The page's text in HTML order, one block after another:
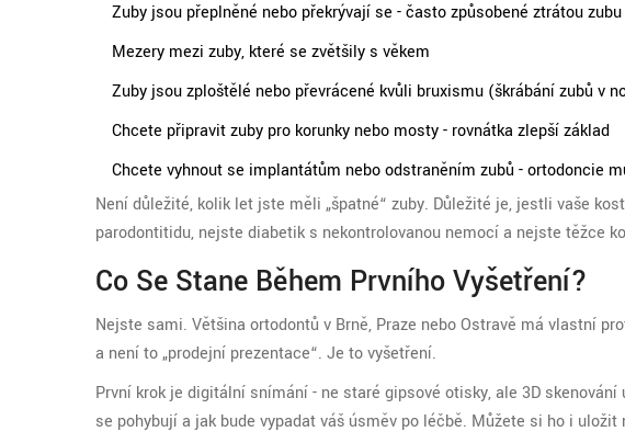
Zuby jsou přeplněné nebo překrývají se - často způsobené ztrátou
Mezery mezi zuby, které se zvětšily s věkem
Zuby jsou zploštělé nebo převrácené kvůli bruxismu (škrábání zubů v
Chcete připravit zuby pro korunky nebo mosty - rovnátka zlepší základ
Chcete vyhnout se implantátům nebo odstraněním zubů - ortodoncie
Není důležité, kolik let jste měli „špatné“ zuby. Důležité je, jestli vaše
parodontitidu, nejste diabetik s nekontrolovanou nemocí a nejste těžce
Co Se Stane Během Prvního Vyšetření?
Nejste sami. Většina ortodontů v Brně, Praze nebo Ostravě má vlastní
a není to „prodejní prezentace“. Je to vyšetření.
První krok je digitální snímání - ne staré gipsové otisky, ale 3D
se pohybují a jak bude vypadat váš úsměv po léčbě. Můžete si ho i